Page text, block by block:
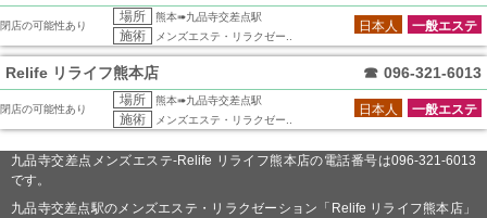
閉店の可能性あり
場所 熊本➠九品寺交差点駅
施術 メンズエステ・リラクゼー..
一般エステ
日本人
Relife リライフ熊本店 ☎ 096-321-6013
閉店の可能性あり
場所 熊本➠九品寺交差点駅
施術 メンズエステ・リラクゼー..
一般エステ
日本人
九品寺交差点メンズエステ-Relife リライフ熊本店の電話番号は096-321-6013
です。
九品寺交差点駅のメンズエステ・リラクゼーション「Relife リライフ熊本店」